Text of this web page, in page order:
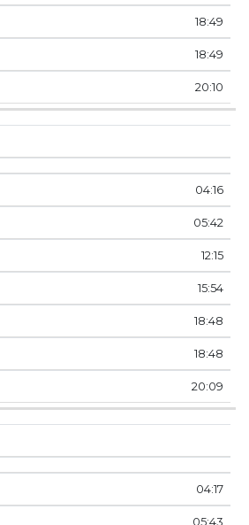
18:49
18:49
20:10
04:16
05:42
12:15
15:54
18:48
18:48
20:09
04:17
05:43